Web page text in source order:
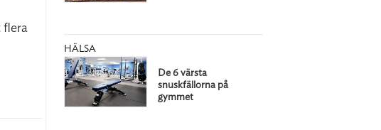
flera
HÄLSA
De 6 värsta
snuskfällorna på
gymmet